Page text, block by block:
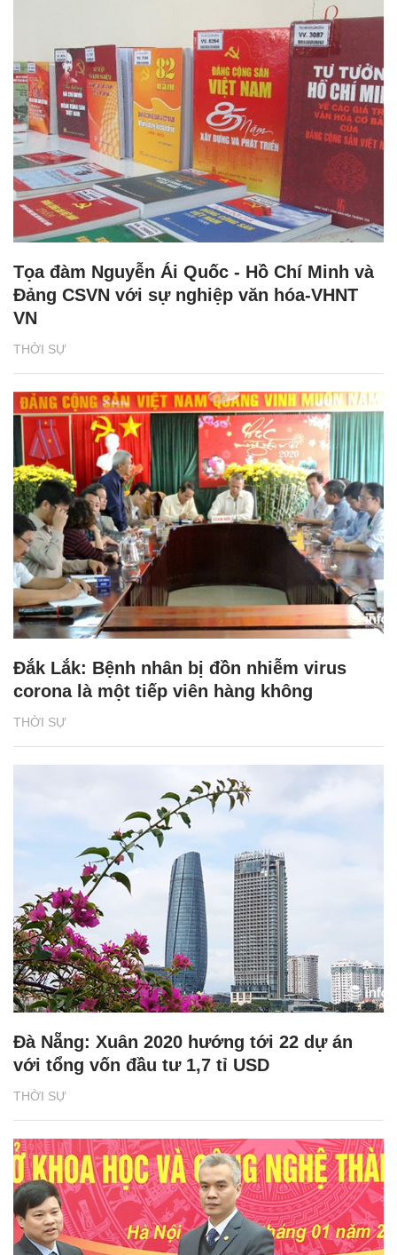
THỜI SỰ
Tọa đàm Nguyễn Ái Quốc - Hồ Chí Minh và
Đảng CSVN với sự nghiệp văn hóa-VHNT
VN
THỜI SỰ
Đắk Lắk: Bệnh nhân bị đồn nhiễm virus
corona là một tiếp viên hàng không
THỜI SỰ
Đà Nẵng: Xuân 2020 hướng tới 22 dự án
với tổng vốn đầu tư 1,7 tỉ USD